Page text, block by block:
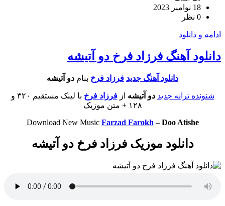
18 نوامبر 2023
0 نظر
ادامه و دانلود
دانلود آهنگ فرزاد فرخ دو آتیشه
دانلود آهنگ جدید فرزاد فرخ بنام دو آتیشه
شنونده ترانه جدید دو آتیشه ازفرزاد فرخ
با لینک مستقیم ۳۲۰ و
۱۲۸ + متن موزیک
Download New Music Farzad Farokh – Doo Atishe
دانلود موزیک فرزاد فرخ دو آتیشه